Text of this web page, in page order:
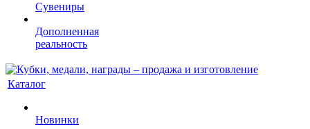
Сувениры
Дополненная
реальность
Каталог
Новинки